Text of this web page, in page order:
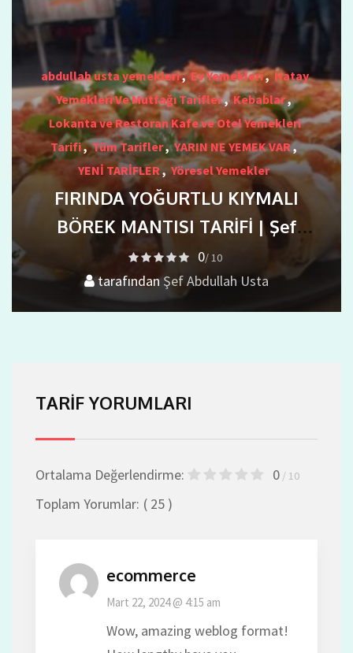
abdullah usta yemekleri, Ev Yemekleri,Hatay
Yemekleri Ve Mutfağı Tarifler, Kebablar,
Lokanta ve Restoran Kafe ve Otel Yemekleri
Tarifi,Tüm Tarifler,YARIN NE YEMEK VAR,
YENİ TARİFLER , Yöresel Yemekler
FIRINDA YOĞURTLU KIYMALI
BÖREK MANTISI TARİFİ | Şef
Abdullah Usta’dan Pratik ve Nefis
Lezzet
0/ 10
tarafındanŞef Abdullah Usta
TARIF YORUMLARI
Ortalama Değerlendirme: 0 / 10
Toplam Yorumlar: ( 25 )
ecommerce
Mart 22, 2024 @ 4:15 am
Wow, amazing weblog format!